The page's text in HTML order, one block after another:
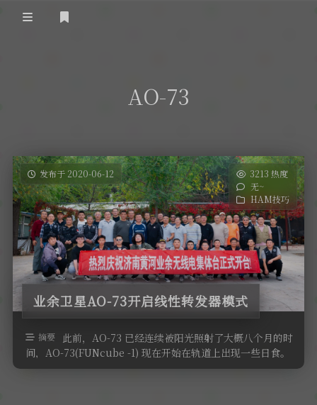
关于黄河
黄河使命
黄河新闻
政策法规
活动竞赛
行业新闻
无线电资料
BA4II
图文教程
视频资料
HAM技巧
软件
器材专区
车载类别
摩托车
编号申请
黄河直播
编号查询
AO-73
发布于 2020-06-12
3213 热度
无~
HAM技巧
业余卫星AO-73开启线性转发器模式
摘要
此前，AO-73 已经连续被阳光照射了大概八个月的时
间，AO-73(FUNcube -1) 现在开始在轨道上出现一些日食。
遥测数 …